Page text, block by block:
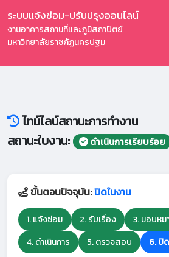
ระบบแจ้งซ่อม-ปรับปรุงออนไลน์
งานอาคารสถานที่และภูมิสถาปัตย์
มหาวิทยาลัยราชภัฏนครปฐม
ไทม์ไลน์สถานะการทำงาน
สถานะใบงาน:
ดำเนินการเรียบร้อย
ขั้นตอนปัจจุบัน:ปิดใบงาน
1. แจ้งซ่อม 2. รับเรื่อง
3. มอบหม
4. ดำเนินการ
5. ตรวจสอบ 6. ปิ